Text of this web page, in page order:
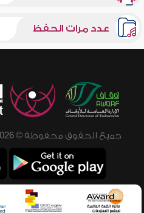
عدد مرات الحفظ
جميع الحقوق محفوظة © 2026 - 1998 لشبكة إسلام ويب